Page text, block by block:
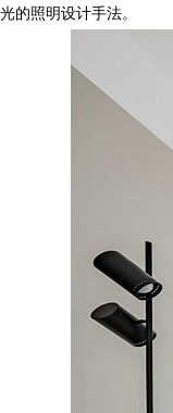
光的照明设计手法。